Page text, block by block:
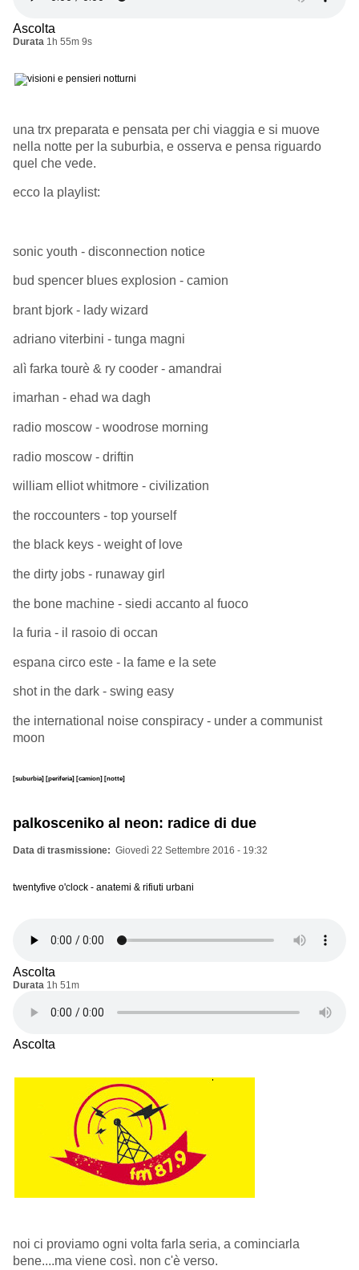
Ascolta
Durata 1h 55m 9s
una trx preparata e pensata per chi viaggia e si muove
nella notte per la suburbia, e osserva e pensa riguardo
quel che vede.
ecco la playlist:
sonic youth - disconnection notice
bud spencer blues explosion - camion
brant bjork - lady wizard
adriano viterbini - tunga magni
alì farka tourè & ry cooder - amandrai
imarhan - ehad wa dagh
radio moscow - woodrose morning
radio moscow - driftin
william elliot whitmore - civilization
the roccounters - top yourself
the black keys - weight of love
the dirty jobs - runaway girl
the bone machine - siedi accanto al fuoco
la furia - il rasoio di occan
espana circo este - la fame e la sete
shot in the dark - swing easy
the international noise conspiracy - under a communist
moon
[suburbia] [periferia] [camion] [notte]
palkosceniko al neon: radice di due
Data di trasmissione Giovedì 22 Settembre 2016 - 19:32
twentyfive o'clock - anatemi & rifiuti urbani
Ascolta
Durata 1h 51m
Ascolta
noi ci proviamo ogni volta farla seria, a cominciarla
bene....ma viene così. non c'è verso.